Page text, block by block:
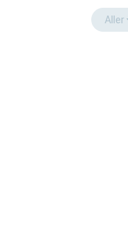
Aller